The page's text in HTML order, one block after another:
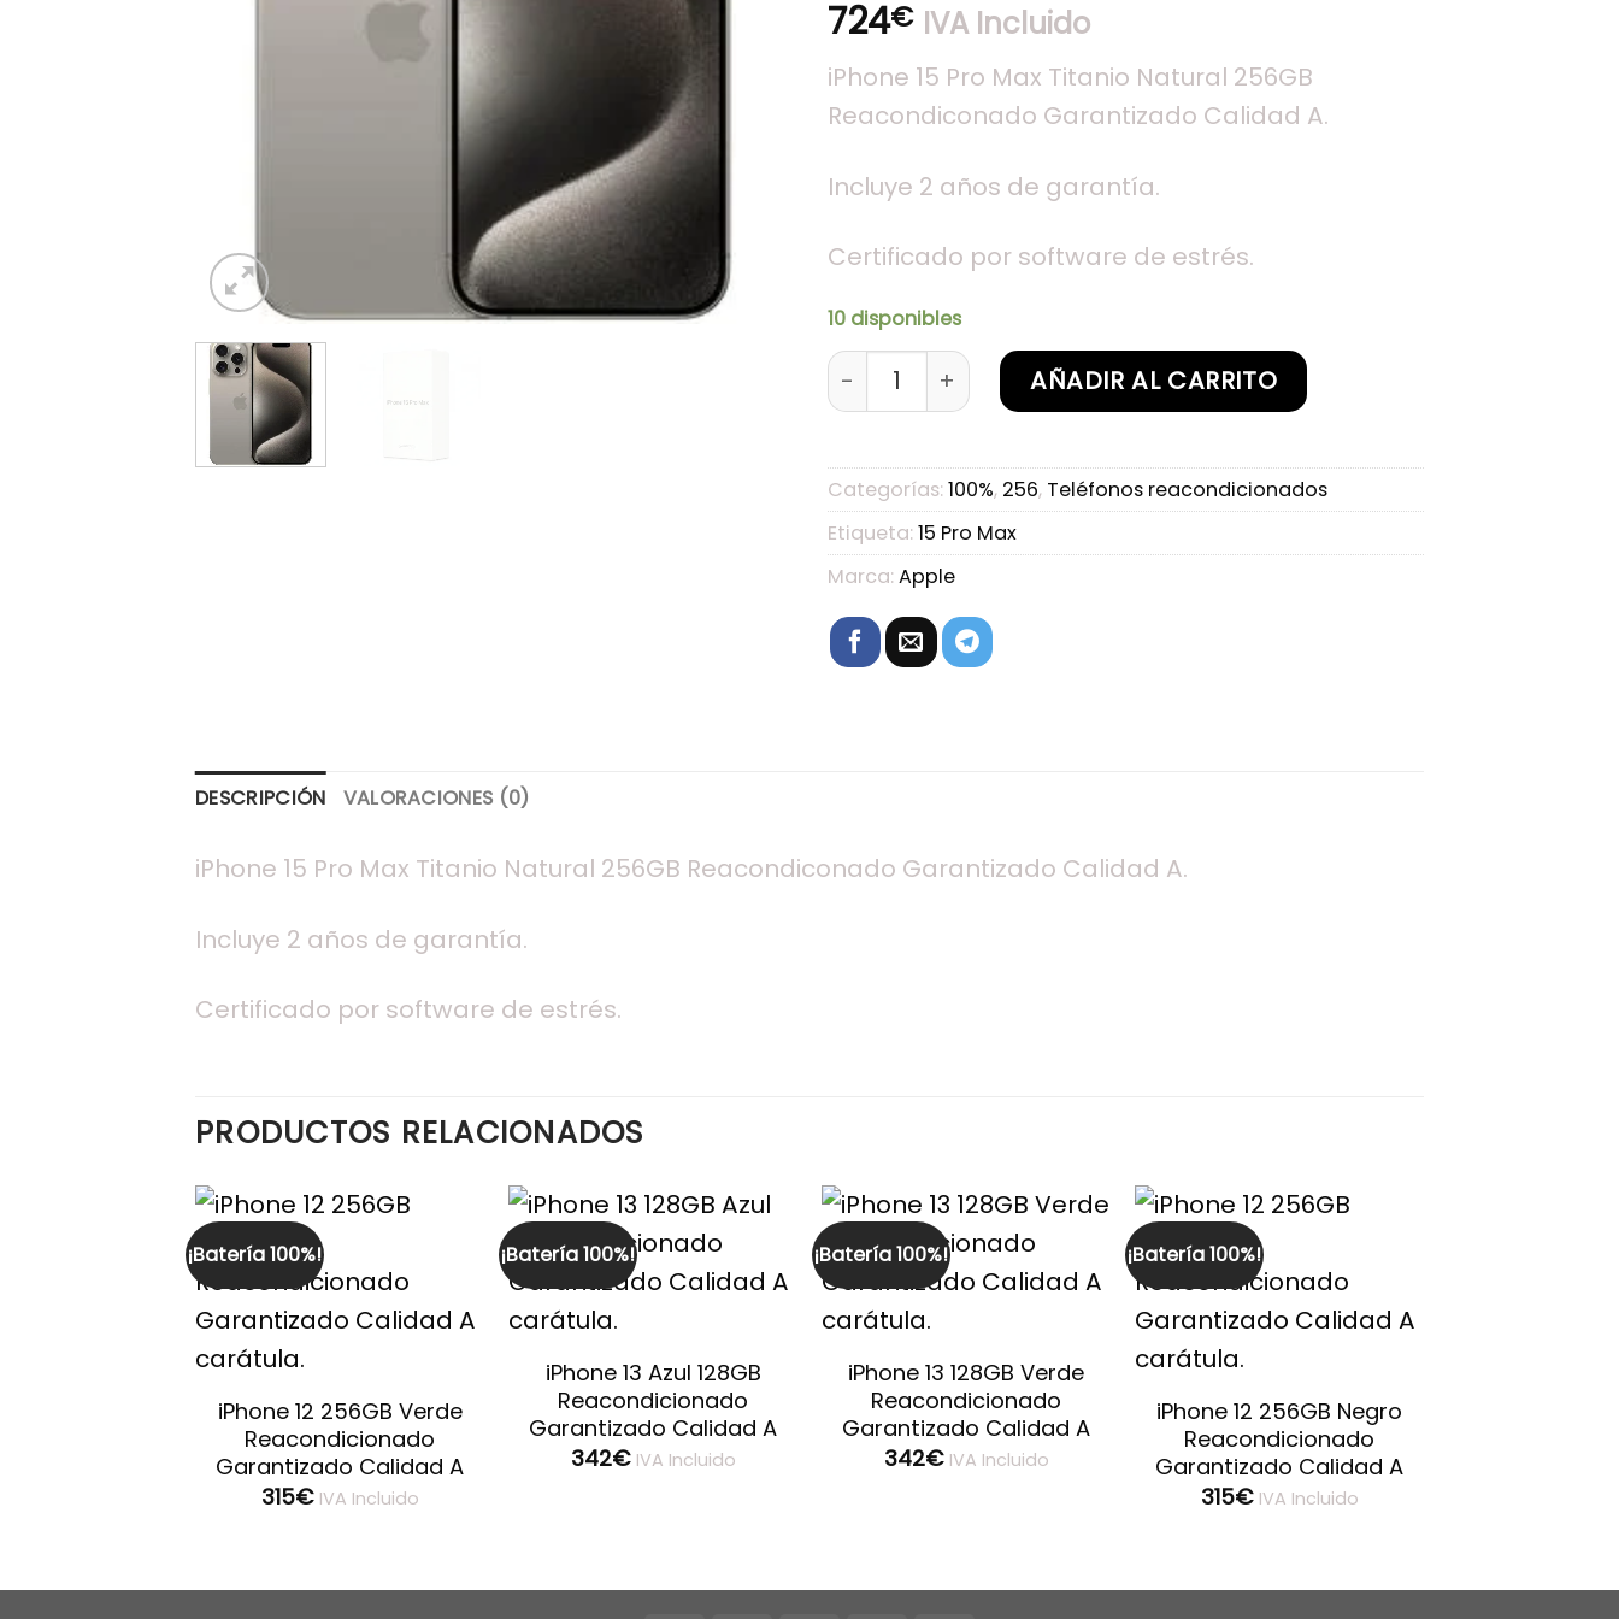
724€ IVA Incluido
iPhone 15 Pro Max Titanio Natural 256GB
Reacondiconado Garantizado Calidad A.
Incluye 2 años de garantía.
Certificado por software de estrés.
10 disponibles
iPhone 15 Pro Max Titanio Natural 256GB Reacondiconado Garantizado
AÑADIR AL CARRITO
Categorías: 100%, 256, Teléfonos reacondicionados
Etiqueta: 15 Pro Max
Marca: Apple
DESCRIPCIÓN VALORACIONES (0)
iPhone 15 Pro Max Titanio Natural 256GB Reacondiconado Garantizado Calidad A.
Incluye 2 años de garantía.
Certificado por software de estrés.
PRODUCTOS RELACIONADOS
¡Batería 100%!
iPhone 12 256GB Verde
Reacondicionado
Garantizado Calidad A
315€ IVA Incluido
¡Batería 100%!
iPhone 13 Azul 128GB
Reacondicionado
Garantizado Calidad A
342€ IVA Incluido
¡Batería 100%!
iPhone 13 128GB Verde
Reacondicionado
Garantizado Calidad A
342€ IVA Incluido
¡Batería 100%!
iPhone 12 256GB Negro
Reacondicionado
Garantizado Calidad A
315€ IVA Incluido